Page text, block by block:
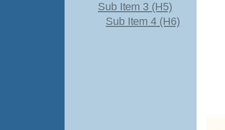
Sub Item 3 (H5)
Sub Item 4 (H6)